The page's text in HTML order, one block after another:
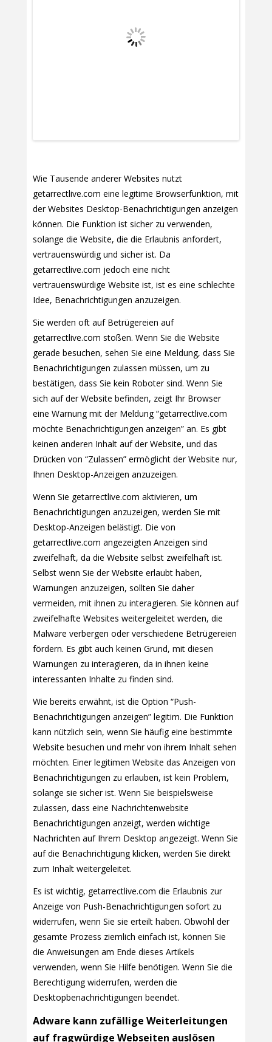
Wie Tausende anderer Websites nutzt
getarrectlive.com eine legitime Browserfunktion, mit
der Websites Desktop-Benachrichtigungen anzeigen
können. Die Funktion ist sicher zu verwenden,
solange die Website, die die Erlaubnis anfordert,
vertrauenswürdig und sicher ist. Da
getarrectlive.com jedoch eine nicht
vertrauenswürdige Website ist, ist es eine schlechte
Idee, Benachrichtigungen anzuzeigen.
Sie werden oft auf Betrügereien auf
getarrectlive.com stoßen. Wenn Sie die Website
gerade besuchen, sehen Sie eine Meldung, dass Sie
Benachrichtigungen zulassen müssen, um zu
bestätigen, dass Sie kein Roboter sind. Wenn Sie
sich auf der Website befinden, zeigt Ihr Browser
eine Warnung mit der Meldung “getarrectlive.com
möchte Benachrichtigungen anzeigen” an. Es gibt
keinen anderen Inhalt auf der Website, und das
Drücken von “Zulassen” ermöglicht der Website nur,
Ihnen Desktop-Anzeigen anzuzeigen.
Wenn Sie getarrectlive.com aktivieren, um
Benachrichtigungen anzuzeigen, werden Sie mit
Desktop-Anzeigen belästigt. Die von
getarrectlive.com angezeigten Anzeigen sind
zweifelhaft, da die Website selbst zweifelhaft ist.
Selbst wenn Sie der Website erlaubt haben,
Warnungen anzuzeigen, sollten Sie daher
vermeiden, mit ihnen zu interagieren. Sie können auf
zweifelhafte Websites weitergeleitet werden, die
Malware verbergen oder verschiedene Betrügereien
fördern. Es gibt auch keinen Grund, mit diesen
Warnungen zu interagieren, da in ihnen keine
interessanten Inhalte zu finden sind.
Wie bereits erwähnt, ist die Option “Push-
Benachrichtigungen anzeigen” legitim. Die Funktion
kann nützlich sein, wenn Sie häufig eine bestimmte
Website besuchen und mehr von ihrem Inhalt sehen
möchten. Einer legitimen Website das Anzeigen von
Benachrichtigungen zu erlauben, ist kein Problem,
solange sie sicher ist. Wenn Sie beispielsweise
zulassen, dass eine Nachrichtenwebsite
Benachrichtigungen anzeigt, werden wichtige
Nachrichten auf Ihrem Desktop angezeigt. Wenn Sie
auf die Benachrichtigung klicken, werden Sie direkt
zum Inhalt weitergeleitet.
Es ist wichtig, getarrectlive.com die Erlaubnis zur
Anzeige von Push-Benachrichtigungen sofort zu
widerrufen, wenn Sie sie erteilt haben. Obwohl der
gesamte Prozess ziemlich einfach ist, können Sie
die Anweisungen am Ende dieses Artikels
verwenden, wenn Sie Hilfe benötigen. Wenn Sie die
Berechtigung widerrufen, werden die
Desktopbenachrichtigungen beendet.
Adware kann zufällige Weiterleitungen
auf fragwürdige Webseiten auslösen